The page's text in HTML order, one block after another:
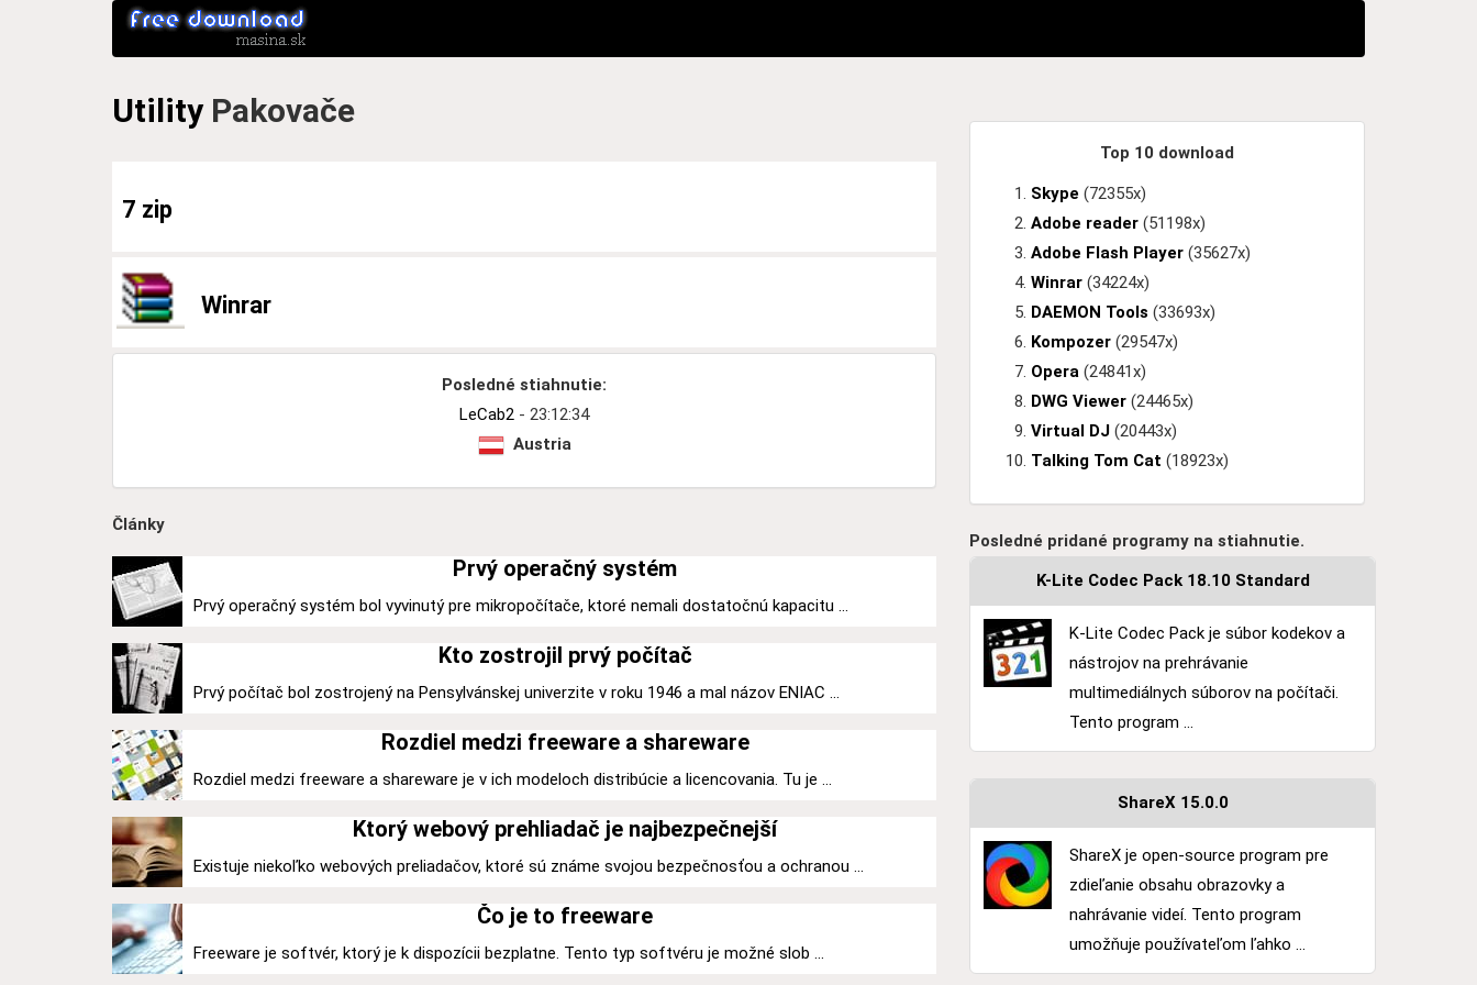
UtilityPakovače
7 zip
Winrar
Posledné stiahnutie:
LeCab2 - 23:12:34
Austria
Články
Prvý operačný systém
Prvý operačný systém bol vyvinutý pre mikropočítače, ktoré nemali dostatočnú kapacitu ...
Kto zostrojil prvý počítač
Prvý počítač bol zostrojený na Pensylvánskej univerzite v roku 1946 a mal názov ENIAC ...
Rozdiel medzi freeware a shareware
Rozdiel medzi freeware a shareware je v ich modeloch distribúcie a licencovania. Tu je ...
Ktorý webový prehliadač je najbezpečnejší
Existuje niekoľko webových preliadačov, ktoré sú známe svojou bezpečnosťou a ochranou ...
Čo je to freeware
Freeware je softvér, ktorý je k dispozícii bezplatne. Tento typ softvéru je možné slob ...
Top 10 download
Skype (72355x)
Adobe reader (51198x)
Adobe Flash Player (35627x)
Winrar (34224x)
DAEMON Tools (33693x)
Kompozer (29547x)
Opera (24841x)
DWG Viewer (24465x)
Virtual DJ (20443x)
Talking Tom Cat (18923x)
Posledné pridané programy na stiahnutie.
K-Lite Codec Pack 18.10 Standard
K-Lite Codec Pack je súbor kodekov a
nástrojov na prehrávanie
multimediálnych súborov na počítači.
Tento program ...
ShareX 15.0.0
ShareX je open-source program pre
zdieľanie obsahu obrazovky a
nahrávanie videí. Tento program
umožňuje používateľom ľahko ...